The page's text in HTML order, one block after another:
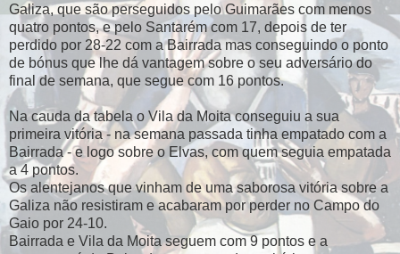
Galiza, que são perseguidos pelo Guimarães com menos
quatro pontos, e pelo Santarém com 17, depois de ter
perdido por 28-22 com a Bairrada mas conseguindo o ponto
de bónus que lhe dá vantagem sobre o seu adversário do
final de semana, que segue com 16 pontos.
Na cauda da tabela o Vila da Moita conseguiu a sua
primeira vitória - na semana passada tinha empatado com a
Bairrada - e logo sobre o Elvas, com quem seguia empatada
a 4 pontos.
Os alentejanos que vinham de uma saborosa vitória sobre a
Galiza não resistiram e acabaram por perder no Campo do
Gaio por 24-10.
Bairrada e Vila da Moita seguem com 9 pontos e a